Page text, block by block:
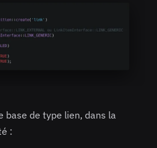
base de type lien, dans la
: